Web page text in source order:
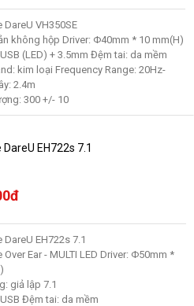
DareU VH350SE
không hộp Driver: Φ40mm * 10 mm(H)
(LED) + 3.5mm Đệm tai: da mềm
kim loại Frequency Range: 20Hz-
2.4m
300 +/- 10
EH722s 7.1
DareU EH722s 7.1
Over Ear - MULTI LED Driver: Φ50mm *
giả lập 7.1
Đệm tai: da mềm